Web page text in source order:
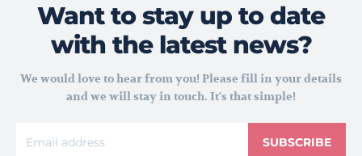
Want to stay up to date
with the latest news?
We would love to hear from you! Please fill in your details
and we will stay in touch. It's that simple!
SUBSCRIBE